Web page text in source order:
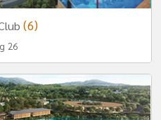
(6)
26